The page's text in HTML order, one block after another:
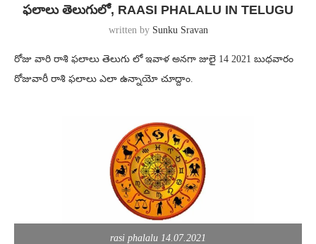
ఫలాలు తెలుగులో, RAASI PHALALU IN TELUGU
written by Sunku Sravan
రోజు వారి రాశి ఫలాలు తెలుగు లో ఇవాళ అనగా జులై 14 2021 బుధవారం
రోజువారీ రాశి ఫలాలు ఎలా ఉన్నాయో చూద్దాం.
rasi phalalu 14.07.2021